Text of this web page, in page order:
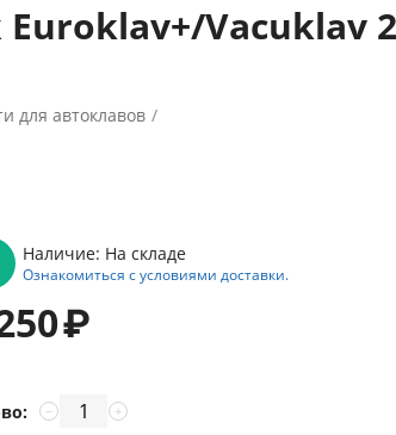
Vacuklav
для автоклавов /
Наличие: На складе
Ознакомиться с условиями доставки.
₽
+
−